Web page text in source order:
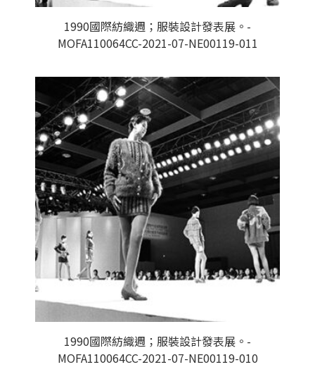
1990國際紡織週；服裝設計發表展。-
MOFA110064CC-2021-07-NE00119-011
1990國際紡織週；服裝設計發表展。-
MOFA110064CC-2021-07-NE00119-010